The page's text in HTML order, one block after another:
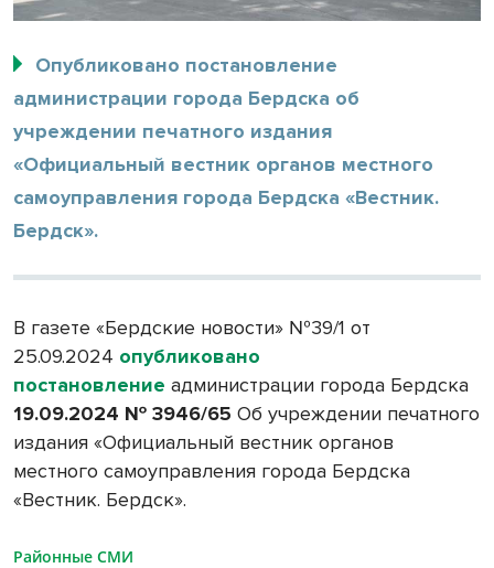
Опубликовано постановление
администрации города Бердска об
учреждении печатного издания
«Официальный вестник органов местного
самоуправления города Бердска «Вестник.
Бердск».
В газете «Бердские новости» №39/1 от
25.09.2024 опубликовано
постановление администрации города Бердска
19.09.2024 № 3946/65 Об учреждении печатного
издания «Официальный вестник органов
местного самоуправления города Бердска
«Вестник. Бердск».
Районные СМИ